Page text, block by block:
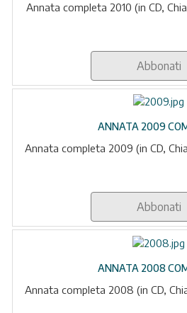
Annata completa 2010 (in CD,
Abbonati
ANNATA 2009
Annata completa 2009 (in CD,
Abbonati
ANNATA 2008
Annata completa 2008 (in CD,